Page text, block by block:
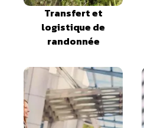
Transfert et
logistique de
randonnée